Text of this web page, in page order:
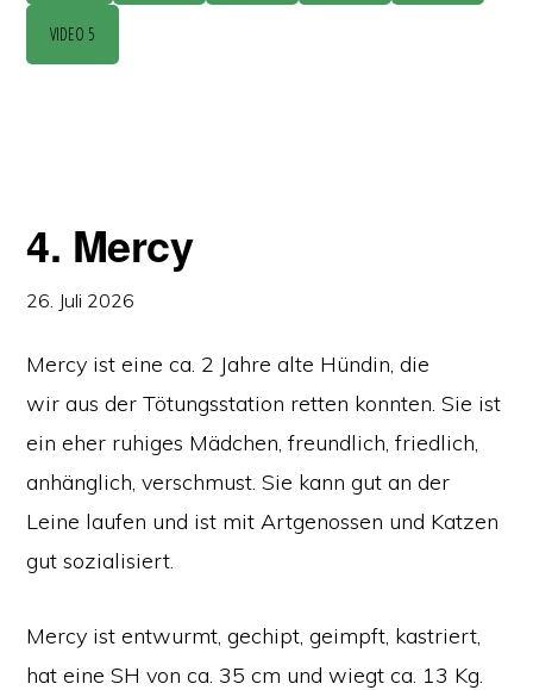
VIDEO 5
4. Mercy
26. Juli 2026
Mercy ist eine ca. 2 Jahre alte Hündin, die
wir aus der Tötungsstation retten konnten. Sie ist
ein eher ruhiges Mädchen, freundlich, friedlich,
anhänglich, verschmust. Sie kann gut an der
Leine laufen und ist mit Artgenossen und Katzen
gut sozialisiert.
Mercy ist entwurmt, gechipt, geimpft, kastriert,
hat eine SH von ca. 35 cm und wiegt ca. 13 Kg.